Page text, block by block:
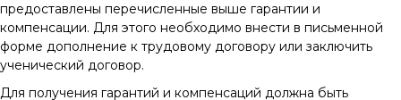
предоставлены перечисленные выше гарантии и
компенсации. Для этого необходимо внести в письменной
форме дополнение к трудовому договору или заключить
ученический договор.
Для получения гарантий и компенсаций должна быть